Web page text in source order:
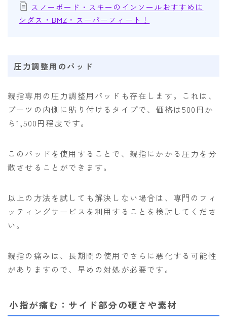
スノーボード・スキーのインソールおすすめは
シダス・BMZ・スーパーフィート！
圧力調整用のパッド
親指専用の圧力調整用パッドも存在します。これは、
ブーツの内側に貼り付けるタイプで、価格は500円か
ら1,500円程度です。
このパッドを使用することで、親指にかかる圧力を分
散させることができます。
以上の方法を試しても解決しない場合は、専門のフィ
ッティングサービスを利用することを検討してくださ
い。
親指の痛みは、長期間の使用でさらに悪化する可能性
がありますので、早めの対処が必要です。
小指が痛む：サイド部分の硬さや素材